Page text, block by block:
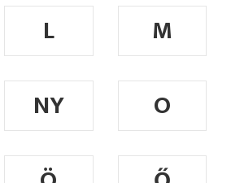
L
M
NY
O